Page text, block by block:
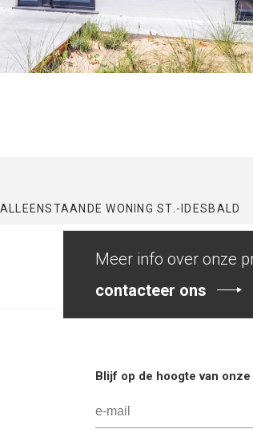
WONING ST.-IDESBALD
Meer info over onze
contacteer ons
Blijf op de hoogte van